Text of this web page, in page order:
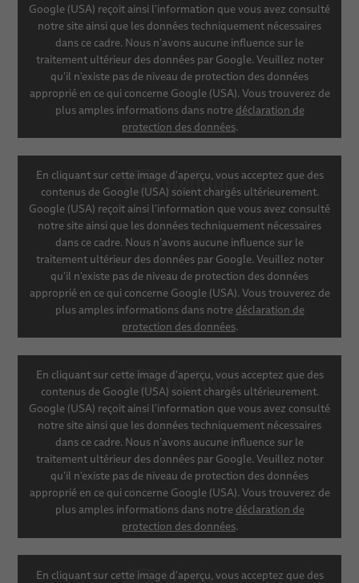
Google (USA) reçoit ainsi l'information que vous avez consulté
notre site ainsi que les données techniquement nécessaires
dans ce cadre. Nous n'avons aucune influence sur le
traitement ultérieur des données par Google. Veuillez noter
qu'il n'existe pas de niveau de protection des données
approprié en ce qui concerne Google (USA). Vous trouverez de
plus amples informations dans notre déclaration de
protection des données.
SHOW CONTENT
SETTINGS
En cliquant sur cette image d'aperçu, vous acceptez que des
contenus de Google (USA) soient chargés ultérieurement.
Google (USA) reçoit ainsi l'information que vous avez consulté
notre site ainsi que les données techniquement nécessaires
dans ce cadre. Nous n'avons aucune influence sur le
traitement ultérieur des données par Google. Veuillez noter
qu'il n'existe pas de niveau de protection des données
approprié en ce qui concerne Google (USA). Vous trouverez de
plus amples informations dans notre déclaration de
protection des données.
SHOW CONTENT
SETTINGS
En cliquant sur cette image d'aperçu, vous acceptez que des
contenus de Google (USA) soient chargés ultérieurement.
Google (USA) reçoit ainsi l'information que vous avez consulté
notre site ainsi que les données techniquement nécessaires
dans ce cadre. Nous n'avons aucune influence sur le
traitement ultérieur des données par Google. Veuillez noter
qu'il n'existe pas de niveau de protection des données
approprié en ce qui concerne Google (USA). Vous trouverez de
plus amples informations dans notre déclaration de
protection des données.
SHOW CONTENT
En cliquant sur cette image d'aperçu, vous acceptez que des